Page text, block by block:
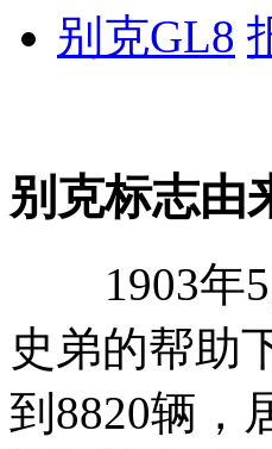
别克GL8
别克标志由
1903年5
史弟的帮助
到8820辆，